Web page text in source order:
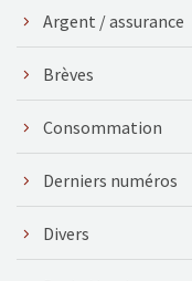
Argent / assurance
Brèves
Consommation
Derniers numéros
Divers